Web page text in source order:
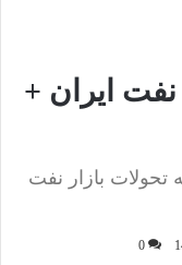
ایران +
تحولات بازار نفت
0